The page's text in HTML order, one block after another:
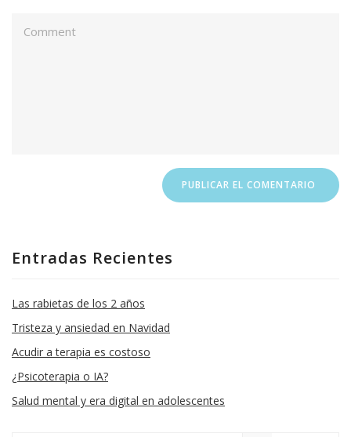
Entradas Recientes
Las rabietas de los 2 años
Tristeza y ansiedad en Navidad
Acudir a terapia es costoso
¿Psicoterapia o IA?
Salud mental y era digital en adolescentes